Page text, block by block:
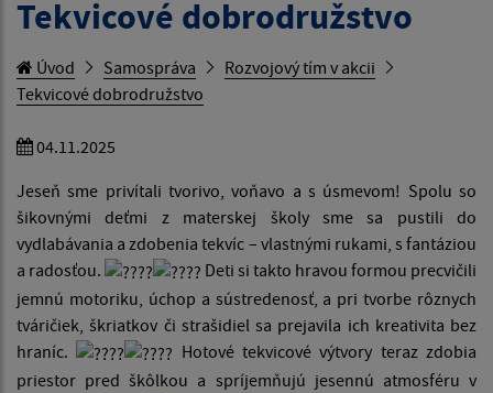
Tekvicové dobrodružstvo
Úvod Samospráva
Rozvojový tím v akcii
Tekvicové dobrodružstvo
04.11.2025
Jeseň sme privítali tvorivo, voňavo a s úsmevom! Spolu so
šikovnými deťmi z materskej školy sme sa pustili do
vydlabávania a zdobenia tekvíc – vlastnými rukami, s fantáziou
a radosťou.
Deti si takto hravou formou precvičili
jemnú motoriku, úchop a sústredenosť, a pri tvorbe rôznych
tváričiek, škriatkov či strašidiel sa prejavila ich kreativita bez
hraníc.
Hotové tekvicové výtvory teraz zdobia
priestor pred škôlkou a spríjemňujú jesennú atmosféru v